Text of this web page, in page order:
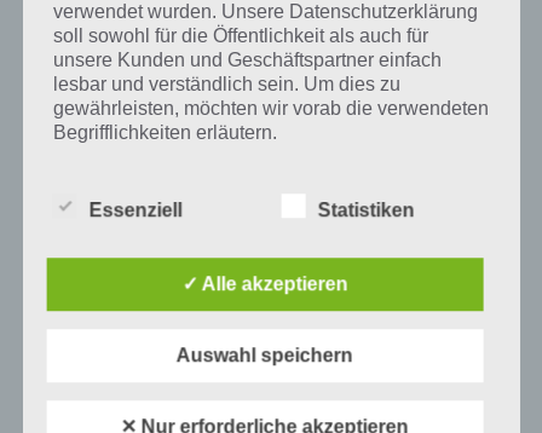
Auf WhatsApp teilen Teilen auf Facebook
Tweet auf Twitter
Mehr Artikel hier auf Touchportal
verwendet wurden. Unsere Datenschutzerklärung
soll sowohl für die Öffentlichkeit als auch für
unsere Kunden und Geschäftspartner einfach
lesbar und verständlich sein. Um dies zu
gewährleisten, möchten wir vorab die verwendeten
Begrifflichkeiten erläutern.
unter anderem die folgenden Begriffe:
a) personenbezogene Daten
Personenbezogene Daten sind alle
Informationen, die sich auf eine identifizierte
Folgenden „betroffene Person") beziehen.
Essenziell Statistiken
✓ Alle akzeptieren
Auswahl speichern
✕ Nur erforderliche akzeptieren